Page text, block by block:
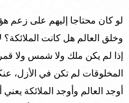
لو كان محتاجا إليهم على زعم
وخلق العالم هل كانت الملائكة؟
إذا لم يكن ملك ولا شمس ولا
المخلوقات لم تكن في الأزل،
أوجد العالم وأوجد الملائكة